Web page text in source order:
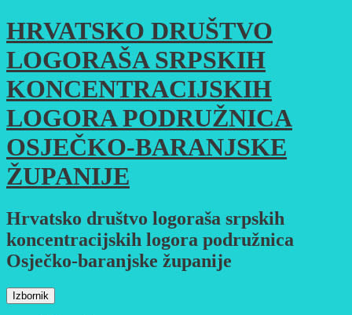
Skoči
do
sadržaja
HRVATSKO DRUŠTVO
LOGORAŠA SRPSKIH
KONCENTRACIJSKIH
LOGORA PODRUŽNICA
OSJEČKO-BARANJSKE
ŽUPANIJE
Hrvatsko društvo logoraša srpskih
koncentracijskih logora podružnica
Osječko-baranjske županije
Izbornik